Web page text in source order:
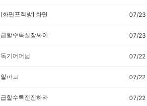
[화면프젝방] 화면 07/23
급할수록실장싸이 07/23
독기어머님 07/22
알파고 07/22
급할수록전진하라 07/22